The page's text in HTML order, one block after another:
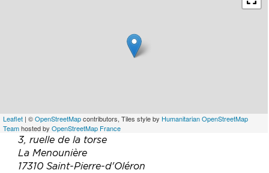
Leaflet | ©OpenStreetMapcontributors, Tiles style by Humanitarian OpenStreetMap
Teamhosted by OpenStreetMap France
3, ruelle de la torse
La Menounière
17310 Saint-Pierre-d'Oléron